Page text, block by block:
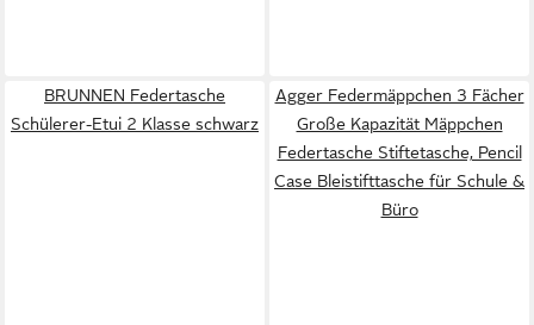
BRUNNEN Federtasche
Schülerer-Etui 2 Klasse schwarz
Agger Federmäppchen 3 Fächer
Große Kapazität Mäppchen
Federtasche Stiftetasche, Pencil
Case Bleistifttasche für Schule &
Büro